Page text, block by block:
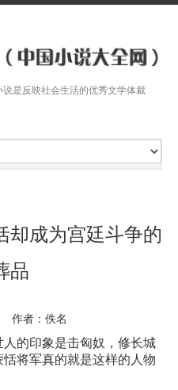
是反映社会生活的优秀文学体裁
却成为宫廷斗争的
品
者：佚名
的印象是击匈奴，修长城
将军真的就是这样的人物